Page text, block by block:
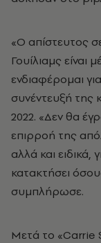
«Ο απίστευτος
Γουίλιαμς είναι
ενδιαφέρομαι
συνέντευξή της
2022. «Δεν θα
επιρροή της
αλλά και ειδικά,
κατακτήσει
συμπλήρωσε.
Μετά το «Carrie